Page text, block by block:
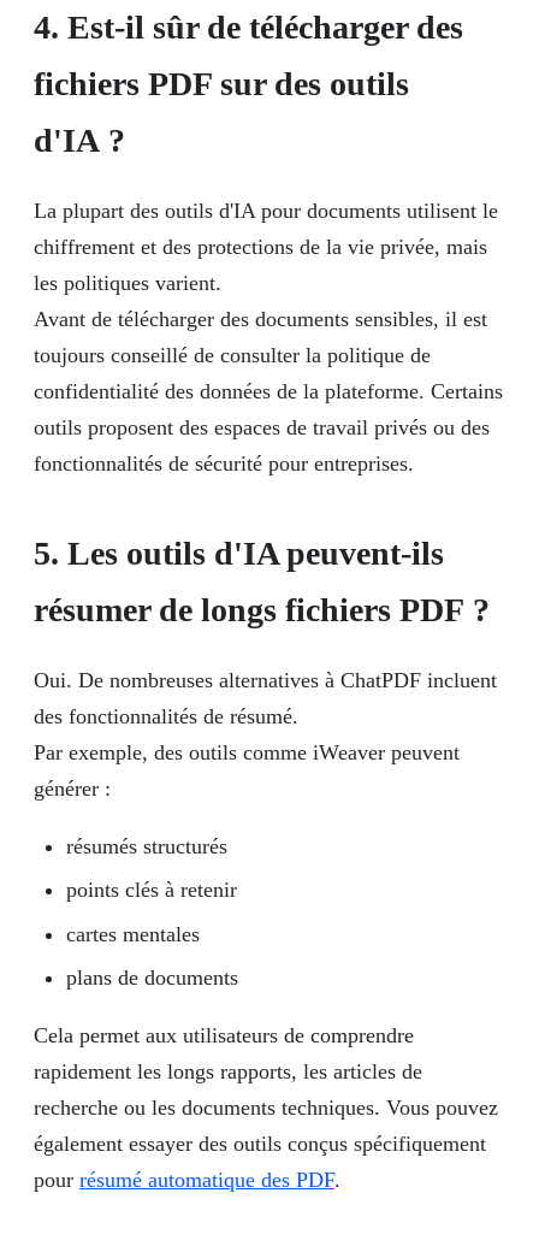
4. Est-il sûr de télécharger des
fichiers PDF sur des outils
d'IA ?
La plupart des outils d'IA pour documents utilisent le
chiffrement et des protections de la vie privée, mais
les politiques varient.
Avant de télécharger des documents sensibles, il est
toujours conseillé de consulter la politique de
confidentialité des données de la plateforme. Certains
outils proposent des espaces de travail privés ou des
fonctionnalités de sécurité pour entreprises.
5. Les outils d'IA peuvent-ils
résumer de longs fichiers PDF ?
Oui. De nombreuses alternatives à ChatPDF incluent
des fonctionnalités de résumé.
Par exemple, des outils comme iWeaver peuvent
générer :
résumés structurés
points clés à retenir
cartes mentales
plans de documents
Cela permet aux utilisateurs de comprendre
rapidement les longs rapports, les articles de
recherche ou les documents techniques. Vous pouvez
également essayer des outils conçus spécifiquement
pour résumé automatique des PDF.